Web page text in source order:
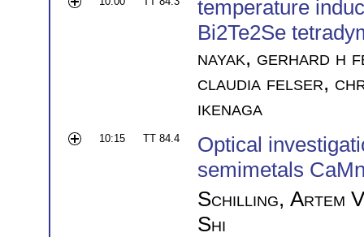
temperature
Bi2Te2Se
nayak, gerhard h
claudia felser,
ikenaga
10:15 TT 84.4
Optical
semimetals
Schilling, Artem
Shi